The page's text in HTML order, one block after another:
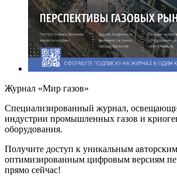
Журнал «Мир газов»
Cпециализированный журнал,
индустрии промышленных газов и
оборудования.
Получите доступ к уникальным
оптимизированным цифровым версиям
прямо сейчас!